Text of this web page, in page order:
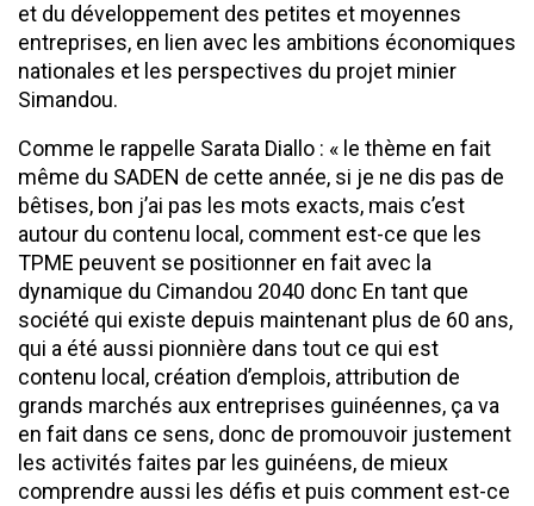
et du développement des petites et moyennes
entreprises, en lien avec les ambitions économiques
nationales et les perspectives du projet minier
Simandou.
Comme le rappelle Sarata Diallo : « le thème en fait
même du SADEN de cette année, si je ne dis pas de
bêtises, bon j’ai pas les mots exacts, mais c’est
autour du contenu local, comment est-ce que les
TPME peuvent se positionner en fait avec la
dynamique du Cimandou 2040 donc En tant que
société qui existe depuis maintenant plus de 60 ans,
qui a été aussi pionnière dans tout ce qui est
contenu local, création d’emplois, attribution de
grands marchés aux entreprises guinéennes, ça va
en fait dans ce sens, donc de promouvoir justement
les activités faites par les guinéens, de mieux
comprendre aussi les défis et puis comment est-ce